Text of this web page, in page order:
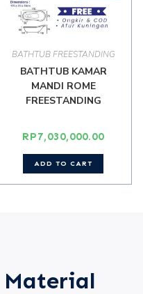
BATHTUB FREESTANDING
BATHTUB KAMAR
MANDI ROME
FREESTANDING
RP7,030,000.00
ADD TO CART
Material